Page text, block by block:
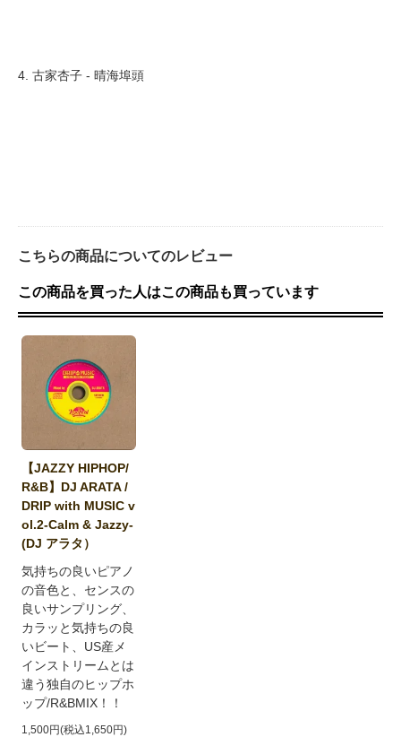
4. 古家杏子 - 晴海埠頭
こちらの商品についてのレビュー
この商品を買った人はこの商品も買っています
【JAZZY HIPHOP/
R&B】DJ ARATA /
DRIP with MUSIC v
ol.2-Calm & Jazzy-
(DJ アラタ）
気持ちの良いピアノ
の音色と、センスの
良いサンプリング、
カラッと気持ちの良
いビート、US産メ
インストリームとは
違う独自のヒップホ
ップ/R&BMIX！！
1,500円(税込1,650円)